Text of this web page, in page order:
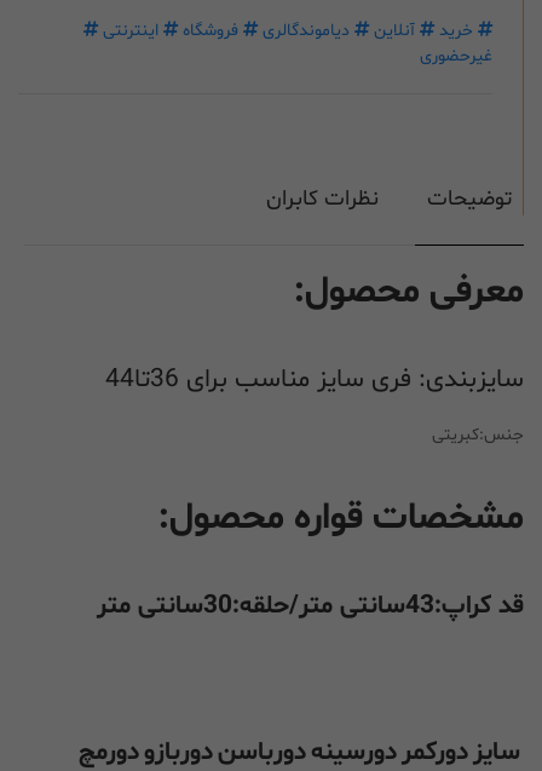
خرید آنلاین دیاموندگالری فروشگاه
اینترنتی
غیرحضوری
توضیحات نظرات کابران
معرفی محصول:
سایزبندی: فری سایز مناسب برای 36تا44
جنس:کبریتی
مشخصات قواره محصول:
قد کراپ:43سانتی متر/حلقه:30سانتی متر
سایزدورکمردورسینهدورباسندوربازودورمچ